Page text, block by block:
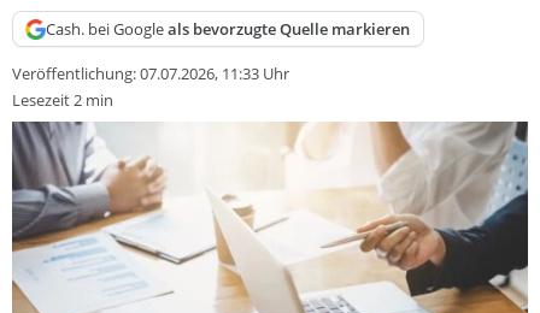
Cash. bei Googleals bevorzugte Quelle markieren
Veröffentlichung:07.07.2026, 11:33 Uhr
Lesezeit 2 min